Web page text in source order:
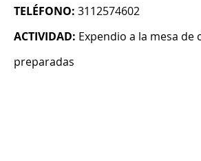
TELÉFONO: 3112574602
ACTIVIDAD: Expendio a la mesa de
preparadas